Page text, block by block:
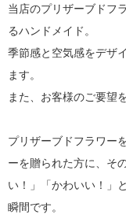
当店のプリザーブドフ
るハンドメイド。
季節感と空気感をデザ
ます。
また、お客様のご要望
プリザーブドフラワー
ーを贈られた方に、そ
い！」「かわいい！」
瞬間です。